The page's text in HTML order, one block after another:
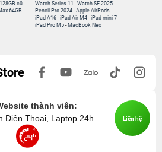
cũ
64GB
Watch Series 11 -Watch SE 2025
Pencil Pro 2024 -Apple AirPods
iPad A16 -iPad Air M4 -iPad mini 7
iPad Pro M5 - MacBook Neo
thành viên:
Điện Thoại, Laptop 24h
Liên hệ